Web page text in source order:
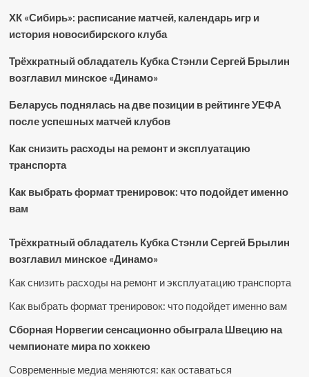
ХК «Сибирь»: расписание матчей, календарь игр и
история новосибирского клуба
Трёхкратный обладатель Кубка Стэнли Сергей Брылин
возглавил минское «Динамо»
Беларусь поднялась на две позиции в рейтинге УЕФА
после успешных матчей клубов
Как снизить расходы на ремонт и эксплуатацию
транспорта
Как выбрать формат тренировок: что подойдет именно
вам
Трёхкратный обладатель Кубка Стэнли Сергей Брылин
возглавил минское «Динамо»
Как снизить расходы на ремонт и эксплуатацию транспорта
Как выбрать формат тренировок: что подойдет именно вам
Сборная Норвегии сенсационно обыграла Швецию на
чемпионате мира по хоккею
Современные медиа меняются: как оставаться